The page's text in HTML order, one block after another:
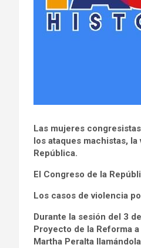
Las mujeres
los ataques machistas,
República.
El Congreso de la
Los casos de violencia
Durante la sesión del 3
Proyecto de la Reforma
Martha Peralta